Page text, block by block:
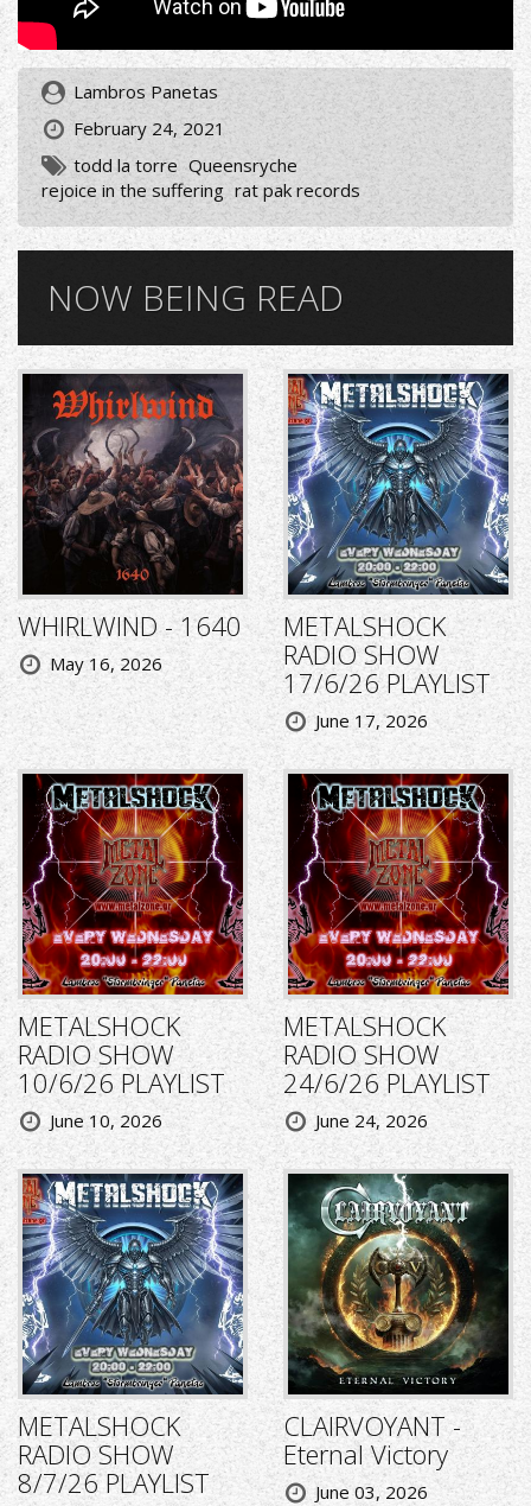
Lambros Panetas
February 24, 2021
todd la torre Queensryche
rejoice in the suffering rat pak records
NOW BEING READ
WHIRLWIND - 1640
May 16, 2026
METALSHOCK
RADIO SHOW
17/6/26 PLAYLIST
June 17, 2026
METALSHOCK
RADIO SHOW
10/6/26 PLAYLIST
June 10, 2026
METALSHOCK
RADIO SHOW
24/6/26 PLAYLIST
June 24, 2026
METALSHOCK
RADIO SHOW
8/7/26 PLAYLIST
CLAIRVOYANT -
Eternal Victory
June 03, 2026